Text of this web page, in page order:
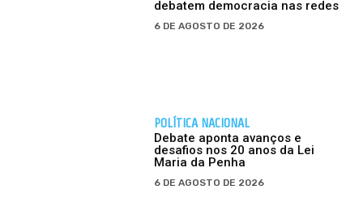
debatem democracia nas redes
6 DE AGOSTO DE 2026
POLÍTICA NACIONAL
Debate aponta avanços e
desafios nos 20 anos da Lei
Maria da Penha
6 DE AGOSTO DE 2026